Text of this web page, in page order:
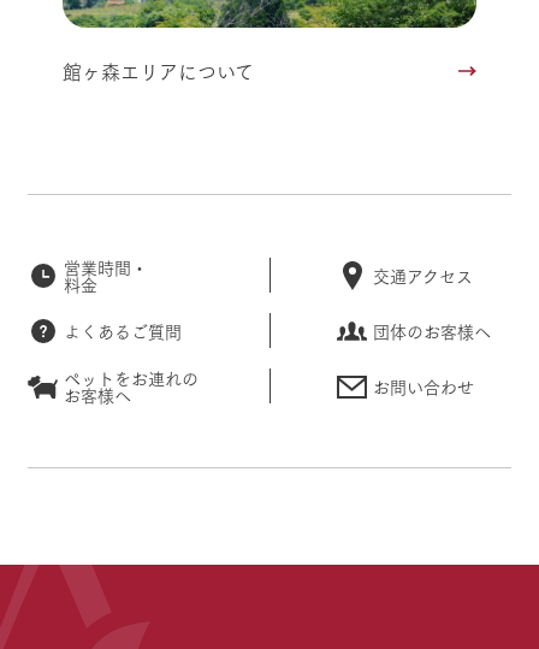
館ヶ森エリアについて
営業時間・
料金 交通アクセス
よくあるご質問
団体のお客様へ
ペットをお連れの
お客様へ お問い合わせ